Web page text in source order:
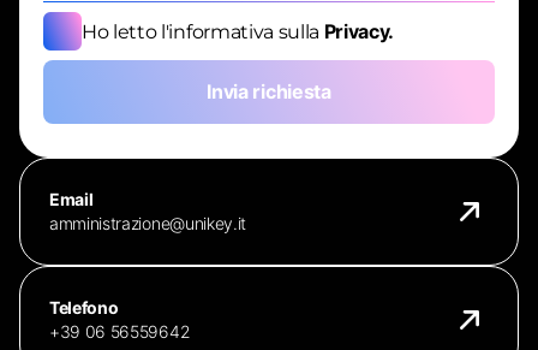
Ho letto l'informativa sulla Privacy.
Invia richiesta
Email
amministrazione@unikey.it
Telefono
+39 06 56559642